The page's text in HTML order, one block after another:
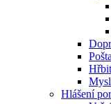
Pošta
Hlášení